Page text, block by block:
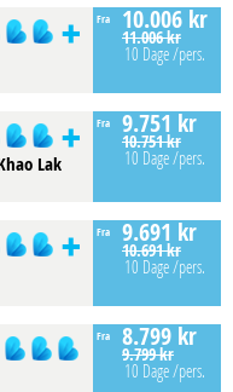
Fra 10.006 kr
11.006 kr
10 Dage/pers.
Fra 9.751 kr
10.751 kr
10 Dage/pers.
Lak
Fra 9.691 kr
10.691 kr
10 Dage/pers.
Fra 8.799 kr
9.799 kr
10 Dage/pers.